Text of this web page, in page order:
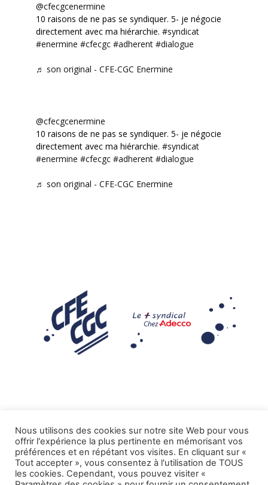
@cfecgcenermine
10 raisons de ne pas se syndiquer. 5- je négocie
directement avec ma hiérarchie. #syndicat
#enermine #cfecgc #adherent #dialogue
♬ son original - CFE-CGC Enermine
@cfecgcenermine
10 raisons de ne pas se syndiquer. 5- je négocie
directement avec ma hiérarchie. #syndicat
#enermine #cfecgc #adherent #dialogue
♬ son original - CFE-CGC Enermine
Mentions légales
Tous droits réservés CFE-CGC ADECCO.
Nous utilisons des cookies sur notre site Web pour vous
offrir l'expérience la plus pertinente en mémorisant vos
préférences et en répétant vos visites. En cliquant sur «
Tout accepter », vous consentez à l'utilisation de TOUS
les cookies. Cependant, vous pouvez visiter «